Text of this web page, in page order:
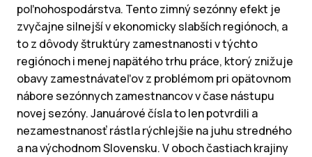
poľnohospodárstva. Tento zimný sezónny efekt je
zvyčajne silnejší v ekonomicky slabších regiónoch, a
to z dôvody štruktúry zamestnanosti v týchto
regiónoch i menej napätého trhu práce, ktorý znižuje
obavy zamestnávateľov z problémom pri opätovnom
nábore sezónnych zamestnancov v čase nástupu
novej sezóny. Januárové čísla to len potvrdili a
nezamestnanosť rástla rýchlejšie na juhu stredného
a na východnom Slovensku. V oboch častiach krajiny